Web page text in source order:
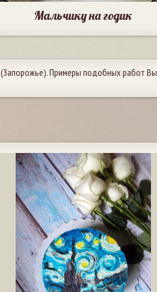
Мальчику на годик
(Запорожье). Примеры подобных работ Вы